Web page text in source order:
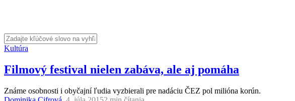
Kultúra
Filmový festival nielen zabáva, ale aj pomáha
Známe osobnosti i obyčajní ľudia vyzbierali pre nadáciu ČEZ pol milióna korún.